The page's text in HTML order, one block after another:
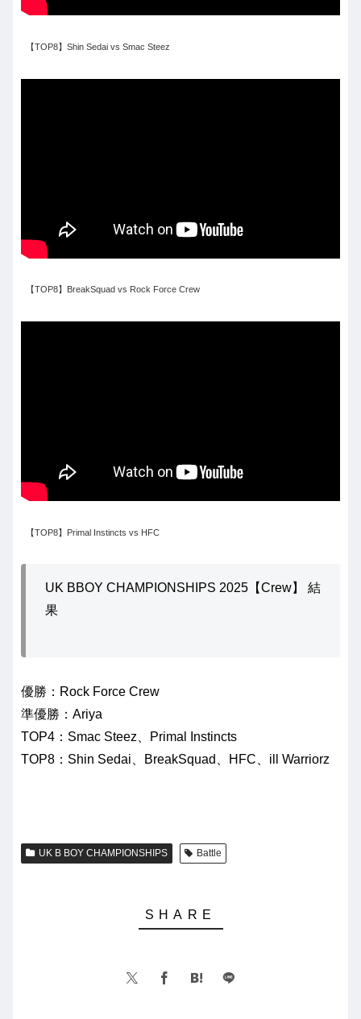
【TOP8】Shin Sedai vs Smac Steez
【TOP8】BreakSquad vs Rock Force Crew
【TOP8】Primal Instincts vs HFC
UK BBOY CHAMPIONSHIPS 2025【Crew】 結
果
優勝：Rock Force Crew
準優勝：Ariya
TOP4：Smac Steez、Primal Instincts
TOP8：Shin Sedai、BreakSquad、HFC、ill Warriorz
UK B BOY CHAMPIONSHIPS Battle